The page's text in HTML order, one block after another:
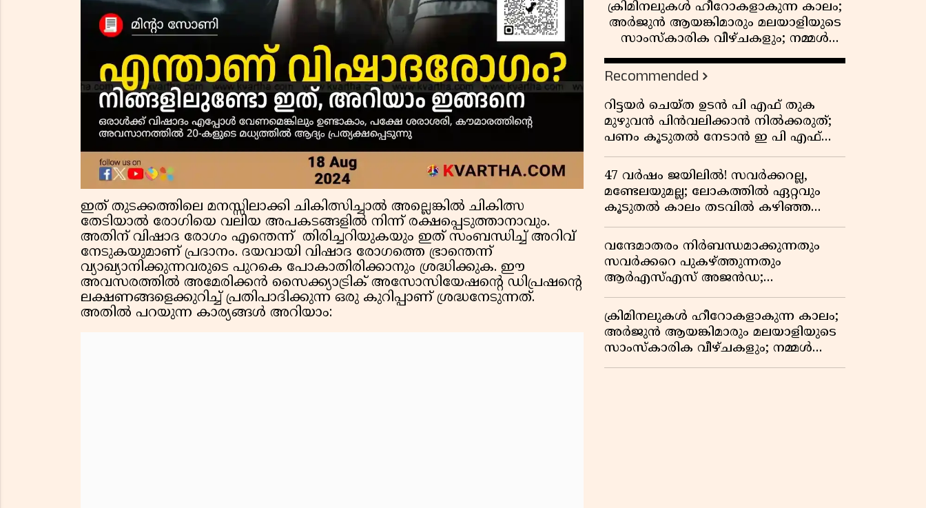
ഇത് തുടക്കത്തിലെ മനസ്സിലാക്കി ചികിത്സിച്ചാൽ അല്ലെങ്കിൽ ചികിത്സ
തേടിയാൽ രോഗിയെ വലിയ അപകടങ്ങളിൽ നിന്ന് രക്ഷപ്പെടുത്താനാവും.
അതിന് വിഷാദ രോഗം എന്തെന്ന് തിരിച്ചറിയുകയും ഇത് സംബന്ധിച്ച് അറിവ്
നേടുകയുമാണ് പ്രദാനം. ദയവായി വിഷാദ രോഗത്തെ ഭ്രാന്തെന്ന്
വ്യാഖ്യാനിക്കുന്നവരുടെ പുറകെ പോകാതിരിക്കാനും ശ്രദ്ധിക്കുക. ഈ
അവസരത്തിൽ അമേരിക്കൻ സൈക്ക്യാട്രിക് അസോസിയേഷൻ്റെ ഡിപ്രഷന്റെ
ലക്ഷണങ്ങളെക്കുറിച്ച് പ്രതിപാദിക്കുന്ന ഒരു കുറിപ്പാണ് ശ്രദ്ധനേടുന്നത്.
അതിൽ പറയുന്ന കാര്യങ്ങൾ അറിയാം:
ക്രിമിനലുകൾ ഹീറോകളാകുന്ന കാലം;
അർജുൻ ആയങ്കിമാരും മലയാളിയുടെ
സാംസ്കാരിക വീഴ്ചകളും; നമ്മൾ
എങ്ങോട്ടാണ് പോകുന്നത്
Recommended
റിട്ടയർ ചെയ്ത ഉടൻ പി എഫ് തുക
മുഴുവൻ പിൻവലിക്കാൻ നിൽക്കരുത്;
പണം കൂടുതൽ നേടാൻ ഇ പി എഫ്
ഒയുടെ നിയമം അറിയാം
47 വർഷം ജയിലിൽ! സവർക്കറല്ല,
മണ്ടേലയുമല്ല; ലോകത്തിൽ ഏറ്റവും
കൂടുതൽ കാലം തടവിൽ കഴിഞ്ഞ
രാഷ്ട്രീയ തടവുകാരൻ ഇദ്ദേഹം! ഒരു
ഇന്ത്യൻ സ്വാതന്ത്ര്യസമര സേനാനിയുടെ
വേറിട്ട കഥ
വന്ദേമാതരം നിർബന്ധമാക്കുന്നതും
സവർക്കറെ പുകഴ്ത്തുന്നതും
ആർഎസ്എസ് അജൻഡ;
സർക്കാരിനെതിരെ പിണറായി വിജയൻ
ക്രിമിനലുകൾ ഹീറോകളാകുന്ന കാലം;
അർജുൻ ആയങ്കിമാരും മലയാളിയുടെ
സാംസ്കാരിക വീഴ്ചകളും; നമ്മൾ
എങ്ങോട്ടാണ് പോകുന്നത്